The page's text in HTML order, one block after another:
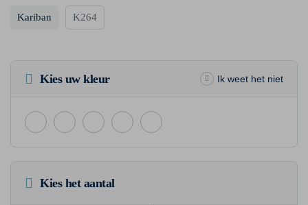
Kariban K264
Kies uw kleur Ik weet het niet
Kies het aantal